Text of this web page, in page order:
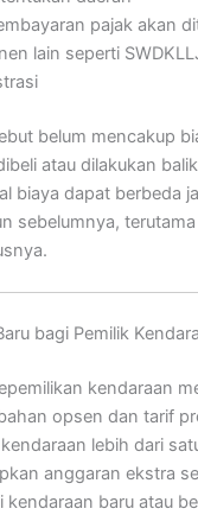
pajak akan
lain seperti
belum mencakup
atau dilakukan
biaya dapat berbeda
sebelumnya,
bagi Pemilik
kendaraan
opsen dan tarif
lebih dari
anggaran ekstra
kendaraan baru atau